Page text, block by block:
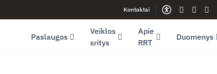
Youtube (opens in new window)Kontaktai
Gestų
Paslaugos
Veiklos
sritys
Apie
RRT
Duomenys